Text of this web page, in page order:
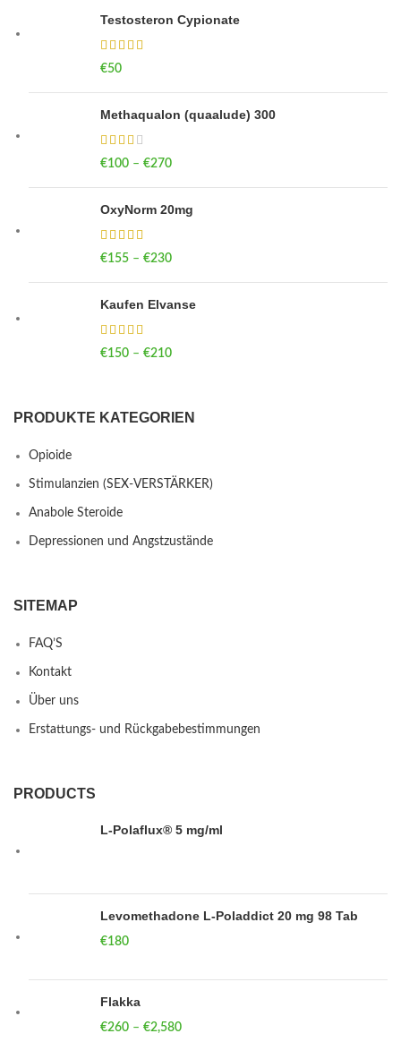
Testosteron Cypionate
€50
Methaqualon (quaalude) 300
€100 – €270
OxyNorm 20mg
€155 – €230
Kaufen Elvanse
€150 – €210
PRODUKTE KATEGORIEN
Opioide
Stimulanzien (SEX-VERSTÄRKER)
Anabole Steroide
Depressionen und Angstzustände
SITEMAP
FAQ’S
Kontakt
Über uns
Erstattungs- und Rückgabebestimmungen
PRODUCTS
L-Polaflux® 5 mg/ml
Levomethadone L-Poladdict 20 mg 98 Tab
€180
Flakka
€260 – €2,580